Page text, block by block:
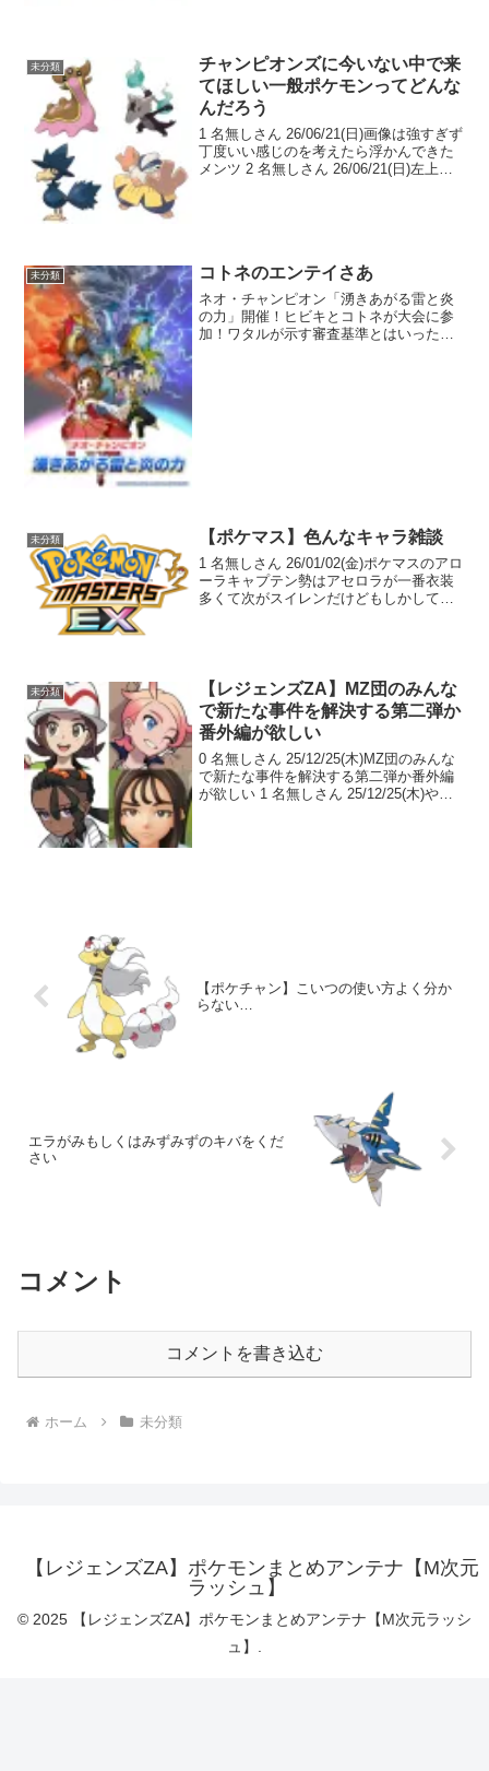
未分類
チャンピオンズに今いない中で来
てほしい一般ポケモンってどんな
んだろう
1 名無しさん 26/06/21(日)画像は強すぎず
丁度いい感じのを考えたら浮かんできた
メンツ 2 名無しさん 26/06/21(日)左上は
未分類 コトネのエンテイさあ
ネオ・チャンピオン「湧きあがる雷と炎
の力」開催！ヒビキとコトネが大会に参
加！ワタルが示す審査基準とはいった
未分類 【ポケマス】色んなキャラ雑談
1 名無しさん 26/01/02(金)ポケマスのアロ
ーラキャプテン勢はアセロラが一番衣装
多くて次がスイレンだけどもしかしてマ
未分類
【レジェンズZA】MZ団のみんな
で新たな事件を解決する第二弾か
番外編が欲しい
0 名無しさん 25/12/25(木)MZ団のみんな
で新たな事件を解決する第二弾か番外編
が欲しい 1 名無しさん 25/12/25(木)やる
【ポケチャン】こいつの使い方よく分か
らない…
エラがみもしくはみずみずのキバをくだ
さい
コメント
コメントを書き込む
ホーム 未分類
【レジェンズZA】ポケモンまとめアンテナ【M次元
ラッシュ】
© 2025 【レジェンズZA】ポケモンまとめアンテナ【M次元ラッシ
ュ】.